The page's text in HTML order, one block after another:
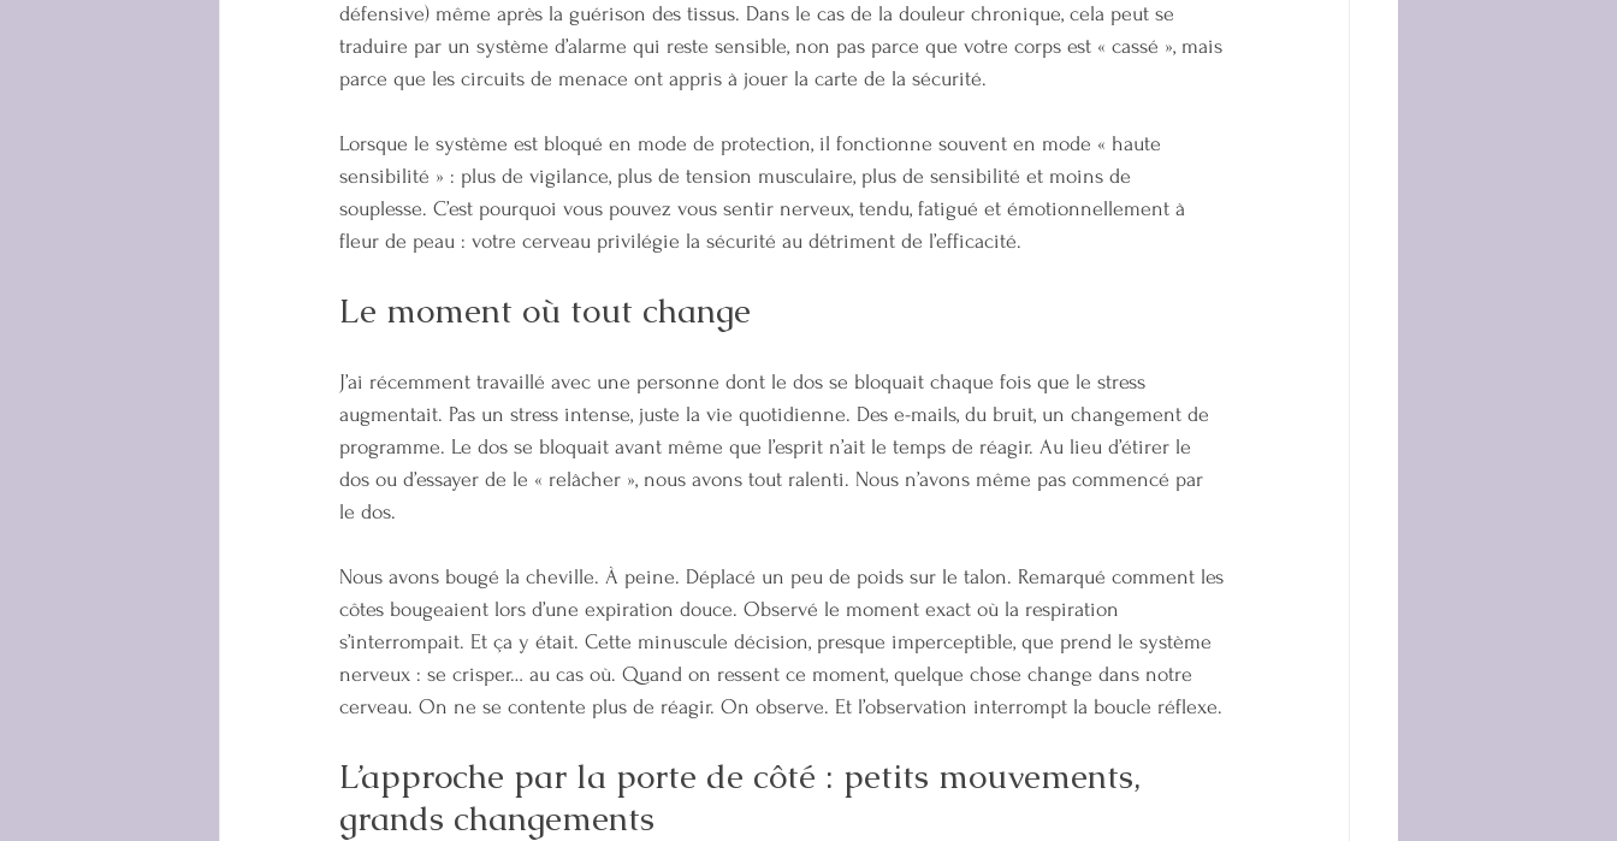
défensive) même après la guérison des tissus. Dans le cas de la douleur chronique, cela peut se
traduire par un système d’alarme qui reste sensible, non pas parce que votre corps est « cassé », mais
parce que les circuits de menace ont appris à jouer la carte de la sécurité.
Lorsque le système est bloqué en mode de protection, il fonctionne souvent en mode « haute
sensibilité » : plus de vigilance, plus de tension musculaire, plus de sensibilité et moins de
souplesse. C’est pourquoi vous pouvez vous sentir nerveux, tendu, fatigué et émotionnellement à
fleur de peau : votre cerveau privilégie la sécurité au détriment de l’efficacité.
Le moment où tout change
J’ai récemment travaillé avec une personne dont le dos se bloquait chaque fois que le stress
augmentait. Pas un stress intense, juste la vie quotidienne. Des e-mails, du bruit, un changement de
programme. Le dos se bloquait avant même que l’esprit n’ait le temps de réagir. Au lieu d’étirer le
dos ou d’essayer de le « relâcher », nous avons tout ralenti. Nous n’avons même pas commencé par
le dos.
Nous avons bougé la cheville. À peine. Déplacé un peu de poids sur le talon. Remarqué comment les
côtes bougeaient lors d’une expiration douce. Observé le moment exact où la respiration
s’interrompait. Et ça y était. Cette minuscule décision, presque imperceptible, que prend le système
nerveux : se crisper… au cas où. Quand on ressent ce moment, quelque chose change dans notre
cerveau. On ne se contente plus de réagir. On observe. Et l’observation interrompt la boucle réflexe.
L’approche par la porte de côté : petits mouvements,
grands changements